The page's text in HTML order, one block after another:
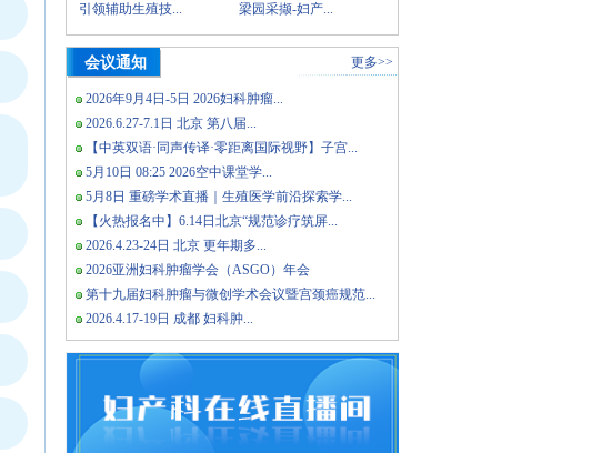
引领辅助生殖技... 梁园采撷-妇产...
会议通知 更多>>
2026年9月4日-5日 2026妇科肿瘤...
2026.6.27-7.1日 北京 第八届...
【中英双语·同声传译·零距离国际视野】子宫...
5月10日 08:25 2026空中课堂学...
5月8日 重磅学术直播｜生殖医学前沿探索学...
【火热报名中】6.14日北京“规范诊疗筑屏...
2026.4.23-24日 北京 更年期多...
2026亚洲妇科肿瘤学会（ASGO）年会
第十九届妇科肿瘤与微创学术会议暨宫颈癌规范...
2026.4.17-19日 成都 妇科肿...